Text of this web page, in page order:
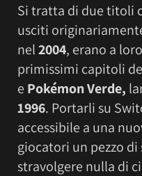
Si tratta di due titoli
usciti
nel2004, erano a
primissimi capitoli
e Pokémon Verde,
1996. Portarli su
accessibile a una
giocatori un pezzo
stravolgere nulla di